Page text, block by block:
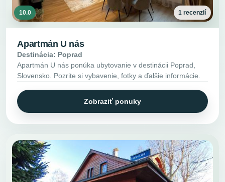
10.0 1 recenzií
Apartmán U nás
Destinácia: Poprad
Apartmán U nás ponúka ubytovanie v destinácii Poprad,
Slovensko. Pozrite si vybavenie, fotky a ďalšie informácie.
Zobraziť ponuky